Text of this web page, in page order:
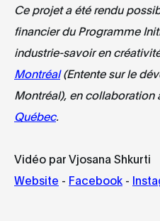
Ce projet a été rendu
financier du Programme
industrie-savoir en
Montréal(Entente sur le
Montréal), en collaboration
Québec.
Vidéo par Vjosana Shkurti
Website - Facebook -